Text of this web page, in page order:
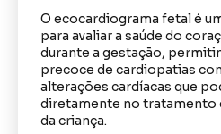
O ecocardiograma fetal é
para avaliar a saúde do
durante a gestação,
precoce de cardiopatias
alterações cardíacas que
diretamente no tratamento
da criança.